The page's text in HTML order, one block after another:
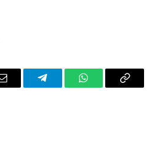
Email TelegramWhatsAppCopy